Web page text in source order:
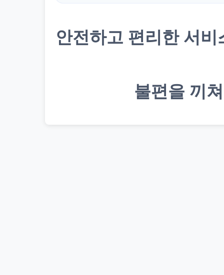
안전하고 편리한 서
불편을 끼